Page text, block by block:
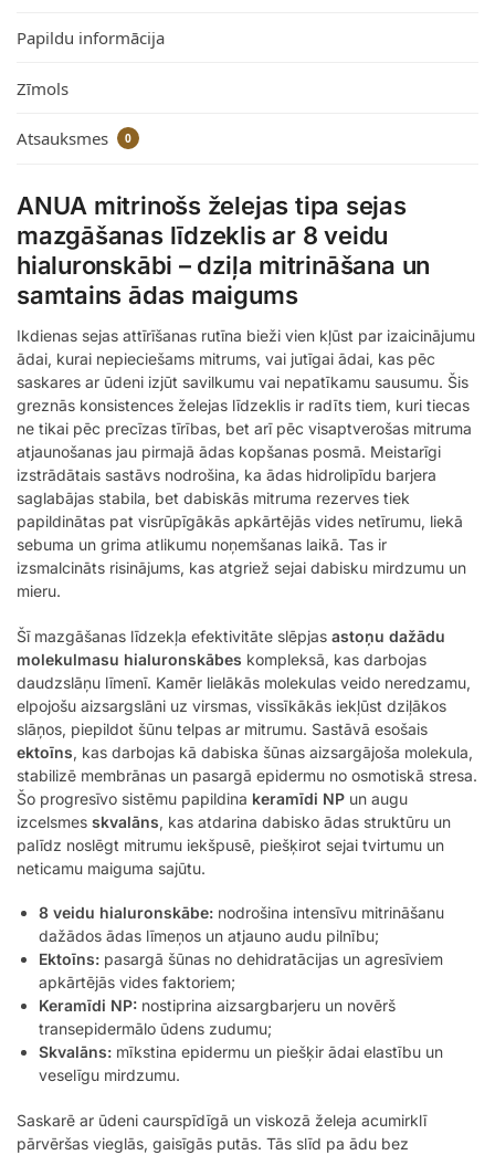
Papildu informācija
Zīmols
Atsauksmes 0
ANUA mitrinošs želejas tipa sejas
mazgāšanas līdzeklis ar 8 veidu
hialuronskābi – dziļa mitrināšana un
samtains ādas maigums
Ikdienas sejas attīrīšanas rutīna bieži vien kļūst par izaicinājumu
ādai, kurai nepieciešams mitrums, vai jutīgai ādai, kas pēc
saskares ar ūdeni izjūt savilkumu vai nepatīkamu sausumu. Šis
greznās konsistences želejas līdzeklis ir radīts tiem, kuri tiecas
ne tikai pēc precīzas tīrības, bet arī pēc visaptverošas mitruma
atjaunošanas jau pirmajā ādas kopšanas posmā. Meistarīgi
izstrādātais sastāvs nodrošina, ka ādas hidrolipīdu barjera
saglabājas stabila, bet dabiskās mitruma rezerves tiek
papildinātas pat visrūpīgākās apkārtējās vides netīrumu, liekā
sebuma un grima atlikumu noņemšanas laikā. Tas ir
izsmalcināts risinājums, kas atgriež sejai dabisku mirdzumu un
mieru.
Šī mazgāšanas līdzekļa efektivitāte slēpjas astoņu dažādu
molekulmasu hialuronskābes kompleksā, kas darbojas
daudzslāņu līmenī. Kamēr lielākās molekulas veido neredzamu,
elpojošu aizsargslāni uz virsmas, vissīkākās iekļūst dziļākos
slāņos, piepildot šūnu telpas ar mitrumu. Sastāvā esošais
ektoīns, kas darbojas kā dabiska šūnas aizsargājoša molekula,
stabilizē membrānas un pasargā epidermu no osmotiskā stresa.
Šo progresīvo sistēmu papildina keramīdi NP un augu
izcelsmes skvalāns, kas atdarina dabisko ādas struktūru un
palīdz noslēgt mitrumu iekšpusē, piešķirot sejai tvirtumu un
neticamu maiguma sajūtu.
8 veidu hialuronskābe: nodrošina intensīvu mitrināšanu
dažādos ādas līmeņos un atjauno audu pilnību;
Ektoīns: pasargā šūnas no dehidratācijas un agresīviem
apkārtējās vides faktoriem;
Keramīdi NP: nostiprina aizsargbarjeru un novērš
transepidermālo ūdens zudumu;
Skvalāns: mīkstina epidermu un piešķir ādai elastību un
veselīgu mirdzumu.
Saskarē ar ūdeni caurspīdīgā un viskozā želeja acumirklī
pārvēršas vieglās, gaisīgās putās. Tās slīd pa ādu bez